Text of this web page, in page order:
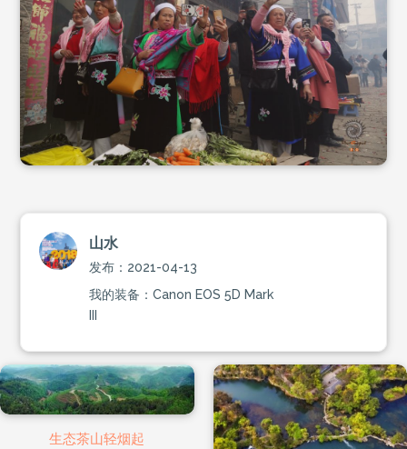
山水
发布：2021-04-13
我的装备：Canon EOS 5D Mark
生态茶山轻烟起